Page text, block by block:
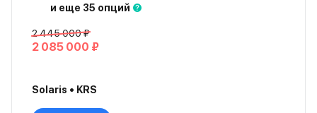
и еще 35 опций
2 445 000 ₽
2 085 000 ₽
Solaris • KRS